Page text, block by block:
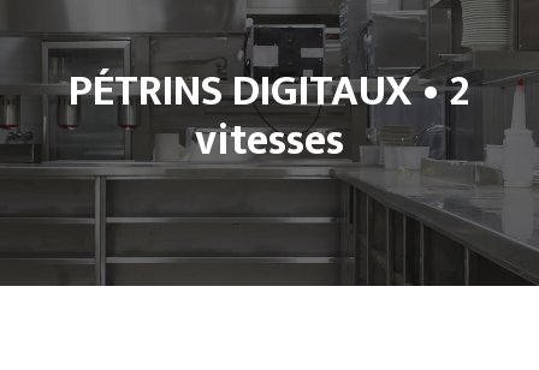
PÉTRINS DIGITAUX • 2
vitesses